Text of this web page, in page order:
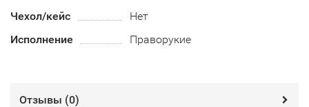
Чехол/кейс
Нет
Исполнение
Праворукие
Отзывы (0)